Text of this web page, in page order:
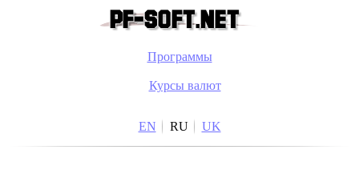
Программы
Курсы валют
EN RU UK